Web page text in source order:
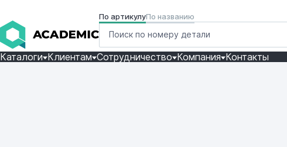
По артикулуПо названию
Каталоги Клиентам Сотрудничество Компания Контакты